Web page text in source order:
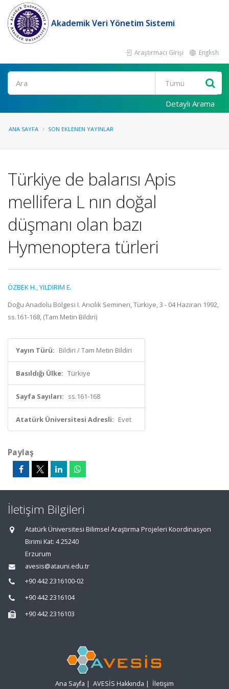
Akademik Veri Yönetim Sistemi
Araştırmacı Girişi English
Ara
Detaylı Arama
ANA SAYFA SON EKLENEN YAYINLAR
Türkiye de balarısı Apis
mellifera L nın doğal
düşmanı olan bazı
Hymenoptera türleri
ÖZBEK H.,YILDIRIM E.
Doğu Anadolu Bölgesi I. Arıcılık Semineri, Türkiye, 3 - 04 Haziran 1992,
ss.161-168, (Tam Metin Bildiri)
Yayın Türü: Bildiri / Tam Metin Bildiri
Basıldığı Ülke: Türkiye
Sayfa Sayıları: ss.161-168
Atatürk Üniversitesi Adresli: Evet
Paylaş
İletişim Bilgileri
Atatürk Üniversitesi Bilimsel Araştırma Projeleri Koordinasyon
Birimi Kat: 4 25240
Erzurum
avesis@atauni.edu.tr
+90 442 2316100-02
+90 442 2316104
+90 442 2316103
Ana Sayfa | AVESİS Hakkında | İletişim